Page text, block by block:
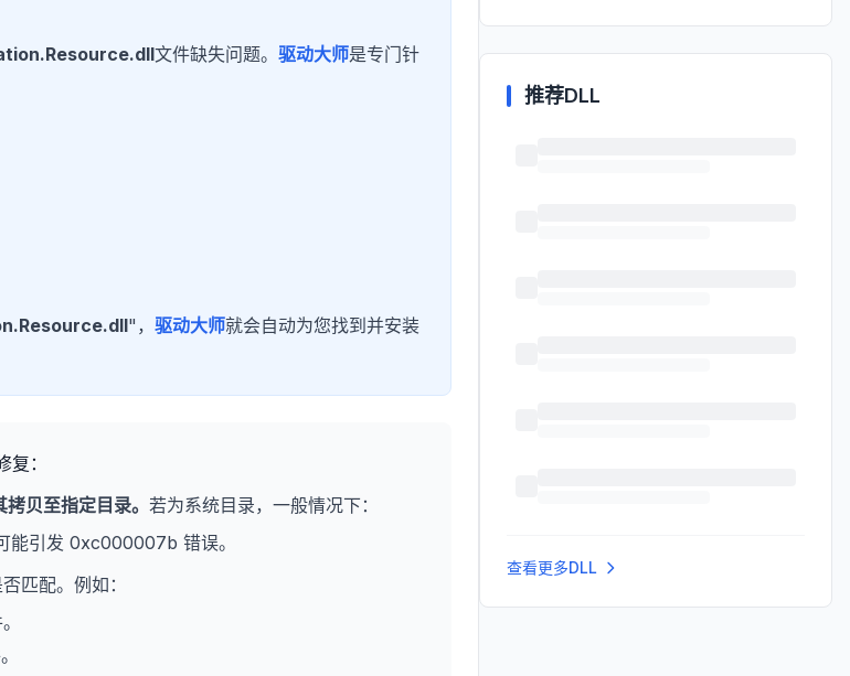
文件缺失问题。 驱动大师是专门针
"， 驱动大师就会自动为您找到并安装
复：
贝至指定目录。 若为系统目录，一般情况下：
能引发 0xc000007b 错误。
匹配。例如：
推荐DLL
查看更多DLL